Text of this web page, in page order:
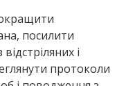
посилити
і
протоколи